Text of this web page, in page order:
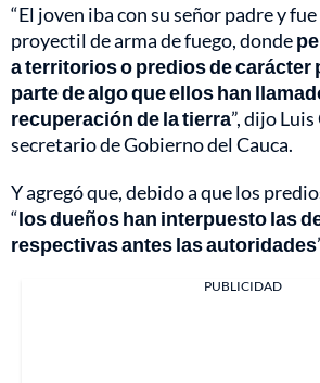
“El joven iba con su señor padre y
proyectil de arma de fuego, donde
a territorios o predios de carácter
parte de algo que ellos han
recuperación de la tierra”, dijo
secretario de Gobierno del Cauca.
Y agregó que, debido a que los
“los dueños han interpuesto las
respectivas antes las autoridades
PUBLICIDAD